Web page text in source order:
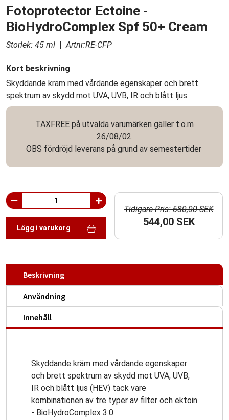
Fotoprotector Ectoine -
BioHydroComplex Spf 50+ Cream
Storlek: 45 ml | Artnr:RE-CFP
Kort beskrivning
Skyddande kräm med vårdande egenskaper och brett
spektrum av skydd mot UVA, UVB, IR och blått ljus.
TAXFREE på utvalda varumärken gäller t.o.m
26/08/02.
OBS fördröjd leverans på grund av semestertider
Lägg i varukorg
Tidigare Pris: 680,00 SEK
544,00 SEK
Beskrivning
Användning
Innehåll
Skyddande kräm med vårdande egenskaper
och brett spektrum av skydd mot UVA, UVB,
IR och blått ljus (HEV) tack vare
kombinationen av tre typer av filter och ektoin
- BioHydroComplex 3.0.